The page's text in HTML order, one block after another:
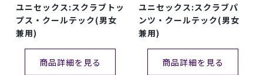
ユニセックス:スクラブトッ
プス・クールテック(男女
兼用)
商品詳細を見る
ユニセックス:スクラブパ
ンツ・クールテック(男女
兼用)
商品詳細を見る